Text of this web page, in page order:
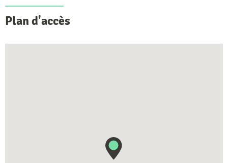
Plan d'accès